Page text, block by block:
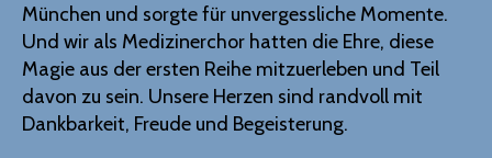
München und sorgte für unvergessliche Momente.
Und wir als Medizinerchor hatten die Ehre, diese
Magie aus der ersten Reihe mitzuerleben und Teil
davon zu sein. Unsere Herzen sind randvoll mit
Dankbarkeit, Freude und Begeisterung.